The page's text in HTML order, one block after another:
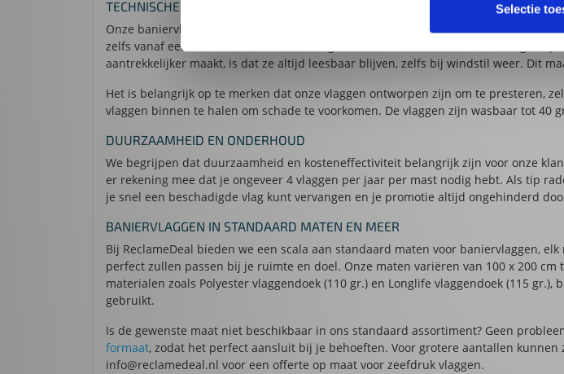
Selectie
TECHNISCHE DETAILS EN OPTIES
Onze baniervlaggen worden enkelzijdig digitaal geprint met een indrukwekkende
zelfs vanaf een afstand. Houd er rekening mee dat de achterkant van de vlag in
aantrekkelijker maakt, is dat ze altijd leesbaar blijven, zelfs bij windstil weer. Dit
Het is belangrijk op te merken dat onze vlaggen ontworpen zijn om te presteren,
vlaggen binnen te halen om schade te voorkomen. De vlaggen zijn wasbaar tot
DUURZAAMHEID EN ONDERHOUD
We begrijpen dat duurzaamheid en kosteneffectiviteit belangrijk zijn voor onze
er rekening mee dat je ongeveer 4 vlaggen per jaar per mast nodig hebt. Als tip
je snel een beschadigde vlag kunt vervangen en je promotie altijd ongehinderd
BANIERVLAGGEN IN STANDAARD MATEN EN MEER
Bij ReclameDeal bieden we een scala aan standaard maten voor baniervlaggen,
perfect zullen passen bij je ruimte en doel. Onze maten variëren van 100 x 200
materialen zoals Polyester vlaggendoek (110 gr.) en Longlife vlaggendoek (115
gebruikt.
Is de gewenste maat niet beschikbaar in ons standaard assortiment? Geen
formaat, zodat het perfect aansluit bij je behoeften. Voor grotere aantallen
info@reclamedeal.nl voor een offerte op maat voor zeefdruk vlaggen.